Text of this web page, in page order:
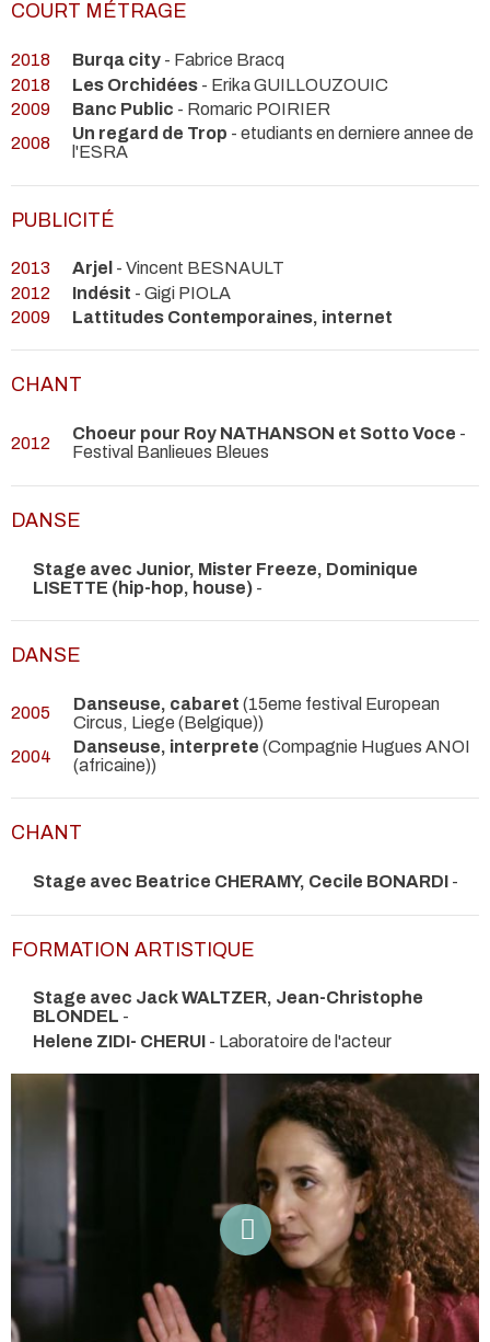
COURT MÉTRAGE
2018 Burqa city - Fabrice Bracq
2018
Les Orchidées - Erika GUILLOUZOUIC
2009
Banc Public - Romaric POIRIER
2008
Un regard de Trop - etudiants en derniere annee de
l'ESRA
PUBLICITÉ
2013 Arjel - Vincent BESNAULT
2012
Indésit - Gigi PIOLA
2009
Lattitudes Contemporaines, internet
CHANT
2012 Choeur pour Roy NATHANSON et Sotto Voce -
Festival Banlieues Bleues
DANSE
Stage avec Junior, Mister Freeze, Dominique
LISETTE (hip-hop, house) -
DANSE
2005 Danseuse, cabaret (15eme festival European
Circus, Liege (Belgique))
2004
Danseuse, interprete (Compagnie Hugues ANOI
(africaine))
CHANT
Stage avec Beatrice CHERAMY, Cecile BONARDI -
FORMATION ARTISTIQUE
Stage avec Jack WALTZER, Jean-Christophe
BLONDEL -
Helene ZIDI- CHERUI - Laboratoire de l'acteur